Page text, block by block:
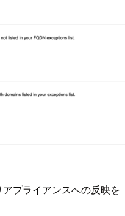
プライアンスへの反映を